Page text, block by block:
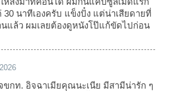
30 นาทีเองครับ แข็งปั๋ง แต่น่าเสียดายที่
นแล้ว ผมเลยต้องดูหนังโป๊แก้ขัดไปก่อน
ขกท. อิจฉาเมียคุณนะเนีย มีสามีน่ารัก ๆ